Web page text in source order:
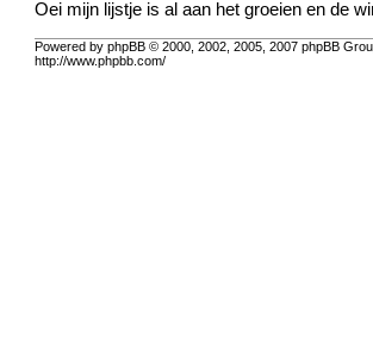
Oei mijn lijstje is al aan het groeien en de
Powered by phpBB © 2000, 2002, 2005, 2007 phpBB
http://www.phpbb.com/